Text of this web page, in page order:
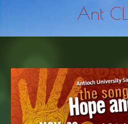
Ant